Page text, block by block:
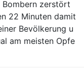
Bombern zerstört
22 Minuten damit
Bevölkerung u
am meisten Opfe